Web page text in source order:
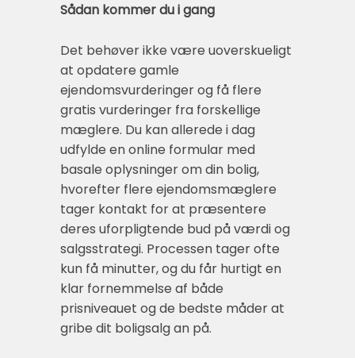
Sådan kommer du i gang
Det behøver ikke være uoverskueligt
at opdatere gamle
ejendomsvurderinger og få flere
gratis vurderinger fra forskellige
mæglere. Du kan allerede i dag
udfylde en online formular med
basale oplysninger om din bolig,
hvorefter flere ejendomsmæglere
tager kontakt for at præsentere
deres uforpligtende bud på værdi og
salgsstrategi. Processen tager ofte
kun få minutter, og du får hurtigt en
klar fornemmelse af både
prisniveauet og de bedste måder at
gribe dit boligsalg an på.